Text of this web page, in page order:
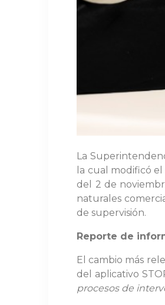
La
la cual modificó
del 2 de
naturales
de supervisión.
Reporte de
El cambio más
del aplicativo
procesos de